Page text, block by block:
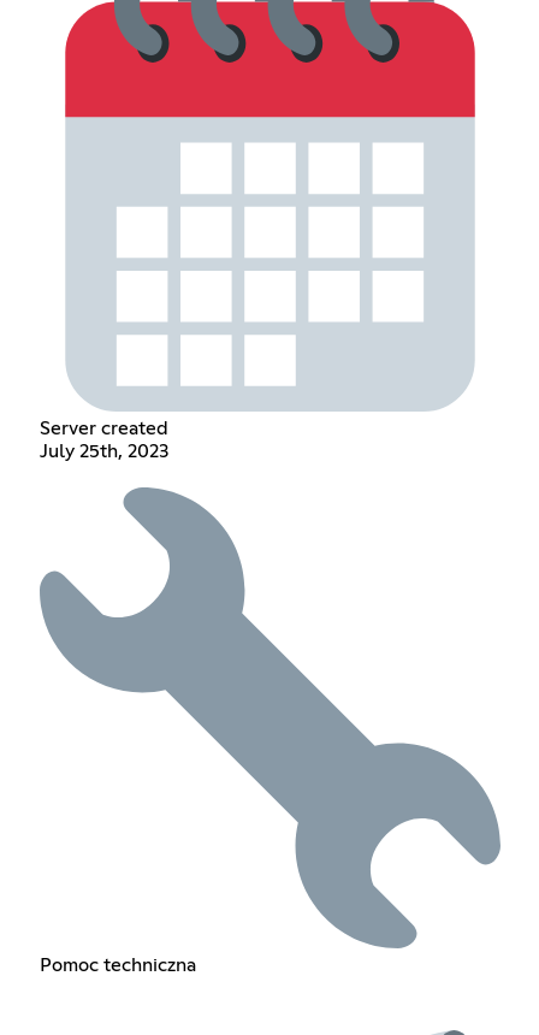
Server created
July 25th, 2023
Pomoc techniczna